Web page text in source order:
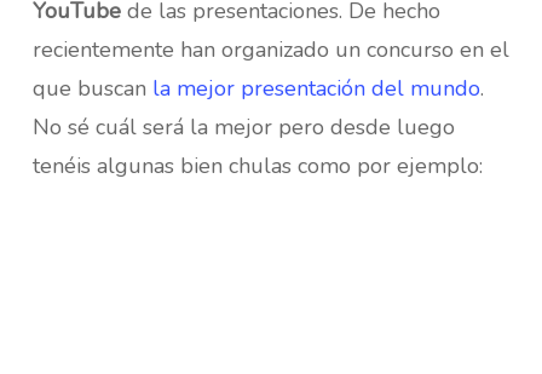
YouTubede las presentaciones. De hecho
recientemente han organizado un concurso en el
que buscan la mejor presentación del mundo.
No sé cuál será la mejor pero desde luego
tenéis algunas bien chulas como por ejemplo: